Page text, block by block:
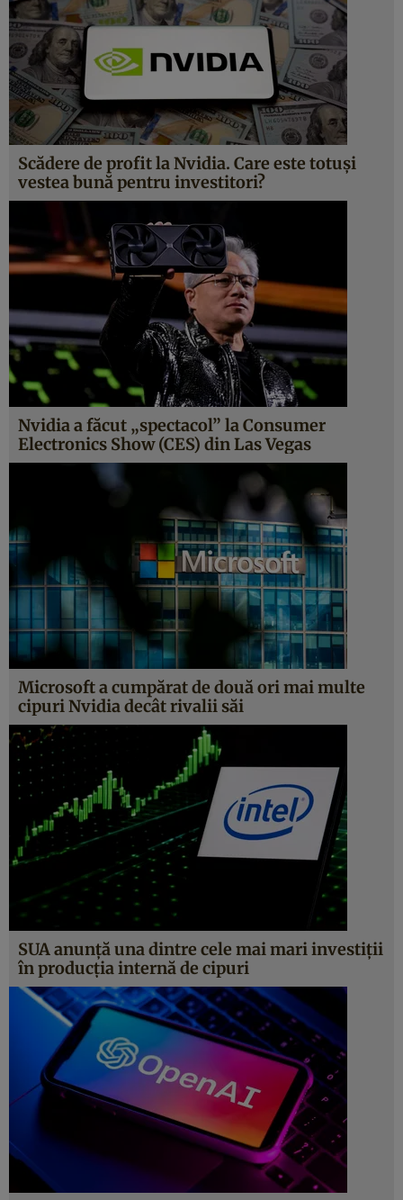
Scădere de profit la Nvidia. Care este totuși
vestea bună pentru investitori?
Nvidia a făcut „spectacol” la Consumer
Electronics Show (CES) din Las Vegas
Microsoft a cumpărat de două ori mai multe
cipuri Nvidia decât rivalii săi
SUA anunță una dintre cele mai mari investiții
în producția internă de cipuri